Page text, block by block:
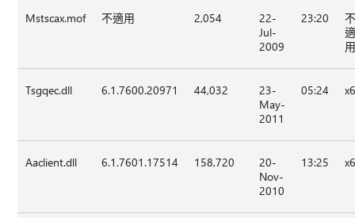
Mstscax.mof 不適用 2,054
22-
Jul-
2009
23:20
Tsgqec.dll 6.1.7600.20971 44,032
23-
May-
2011
05:24
Aaclient.dll 6.1.7601.17514 158,720
20-
Nov-
2010
13:25